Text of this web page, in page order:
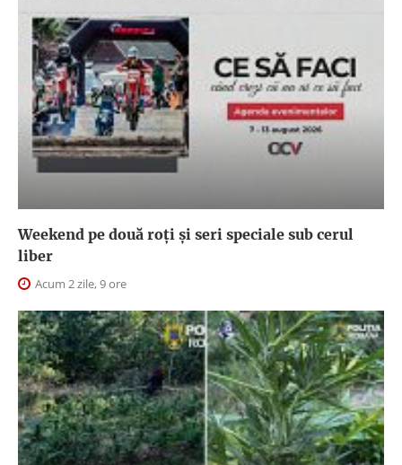
Weekend pe două roți și seri speciale sub cerul
liber
Acum 2 zile, 9 ore